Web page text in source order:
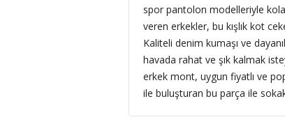
spor pantolon modelleriyle
veren erkekler, bu kışlık kot
Kaliteli denim kumaşı ve
havada rahat ve şık kalmak
erkek mont, uygun fiyatlı ve
ile buluşturan bu parça ile